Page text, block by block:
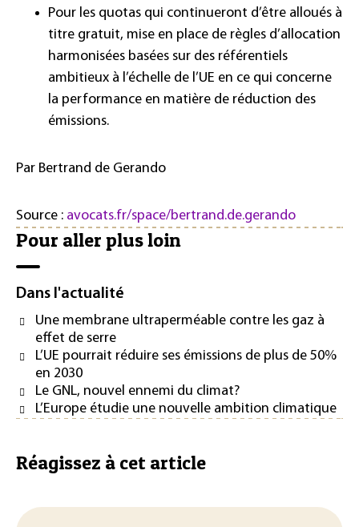
Pour les quotas qui continueront d’être alloués à
titre gratuit, mise en place de règles d’allocation
harmonisées basées sur des référentiels
ambitieux à l’échelle de l’UE en ce qui concerne
la performance en matière de réduction des
émissions.
Par Bertrand de Gerando
Source : avocats.fr/space/bertrand.de.gerando
Pour aller plus loin
Dans l'actualité
Une membrane ultraperméable contre les gaz à
effet de serre
L’UE pourrait réduire ses émissions de plus de 50%
en 2030
Le GNL, nouvel ennemi du climat?
L’Europe étudie une nouvelle ambition climatique
Réagissez à cet article